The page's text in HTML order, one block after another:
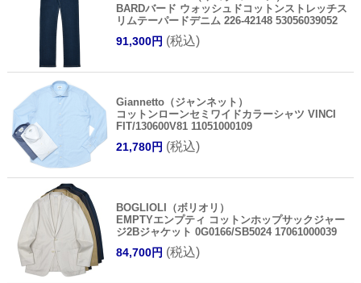
BARDバード ウォッシュドコットンストレッチス
リムテーパードデニム 226-42148 53056039052
91,300円 (税込)
Giannetto（ジャンネット）
コットンローンセミワイドカラーシャツ VINCI
FIT/130600V81 11051000109
21,780円 (税込)
BOGLIOLI（ボリオリ）
EMPTYエンプティ コットンホップサックジャー
ジ2Bジャケット 0G0166/SB5024 17061000039
84,700円 (税込)